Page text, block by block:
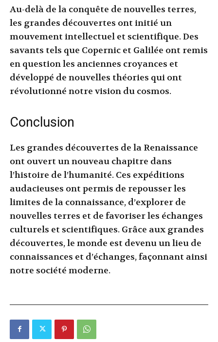
Au-delà de la conquête de nouvelles terres,
les grandes découvertes ont initié un
mouvement intellectuel et scientifique. Des
savants tels que Copernic et Galilée ont remis
en question les anciennes croyances et
développé de nouvelles théories qui ont
révolutionné notre vision du cosmos.
Conclusion
Les grandes découvertes de la Renaissance
ont ouvert un nouveau chapitre dans
l’histoire de l’humanité. Ces expéditions
audacieuses ont permis de repousser les
limites de la connaissance, d’explorer de
nouvelles terres et de favoriser les échanges
culturels et scientifiques. Grâce aux grandes
découvertes, le monde est devenu un lieu de
connaissances et d’échanges, façonnant ainsi
notre société moderne.